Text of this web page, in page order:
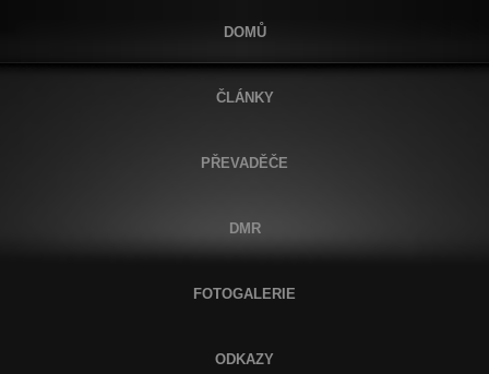
DOMŮ
ČLÁNKY
PŘEVADĚČE
DMR
FOTOGALERIE
ODKAZY